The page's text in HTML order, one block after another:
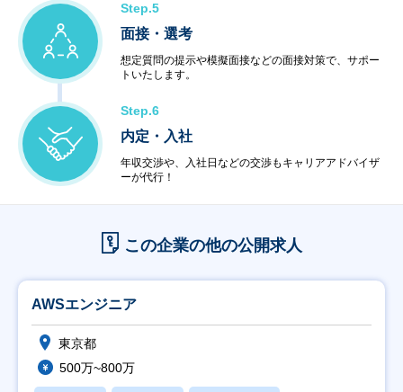
Step.5
面接・選考
想定質問の提示や模擬面接などの面接対策で、サポー
トいたします。
Step.6
内定・入社
年収交渉や、入社日などの交渉もキャリアアドバイザ
ーが代行！
この企業の他の公開求人
AWSエンジニア
東京都
500万~800万